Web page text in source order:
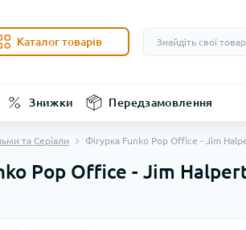
Каталог товарів
Знижки Передзамовлення
та Серіали Фігурка Funko Pop Office - Jim
Pop Office - Jim